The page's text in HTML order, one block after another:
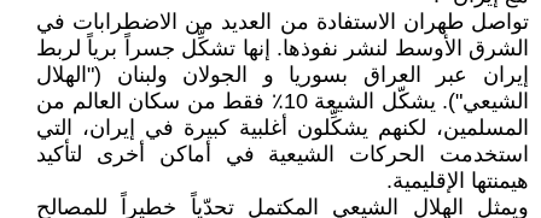
تواصل طهران الاستفادة من العديد من الاضطرابات في
الشرق الأوسط لنشر نفوذها. إنها تشكِّل جسراً برياً لربط
إيران عبر العراق بسوريا و الجولان ولبنان ("الهلال
الشيعي"). يشكّل الشيعة 10٪ فقط من سكان العالم من
المسلمين، لكنهم يشكِّلون أغلبية كبيرة في إيران، التي
استخدمت الحركات الشيعية في أماكن أخرى لتأكيد
هيمنتها الإقليمية.
ويمثل الهلال الشيعي المكتمل تحدّياً خطيراً للمصالح